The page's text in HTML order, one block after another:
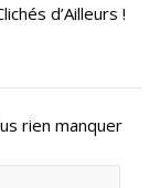
d’Ailleurs !
rien manquer